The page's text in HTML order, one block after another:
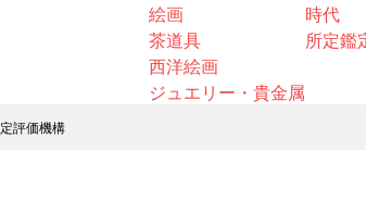
絵画
茶道具
西洋絵画
ジュエリー・貴金属
時代
所定鑑
評価機構